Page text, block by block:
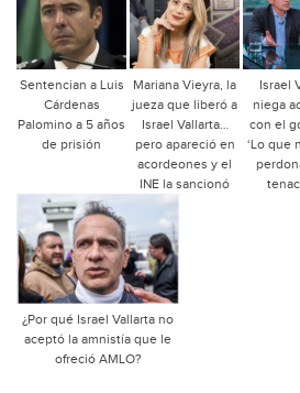
Sentencian a Luis
Cárdenas
Palomino a 5 años
de prisión
Mariana Vieyra, la
jueza que liberó a
Israel Vallarta…
pero apareció en
acordeones y el
INE la sancionó
Israel
niega
con el
‘Lo que
¿Por qué Israel Vallarta no
aceptó la amnistía que le
ofreció AMLO?